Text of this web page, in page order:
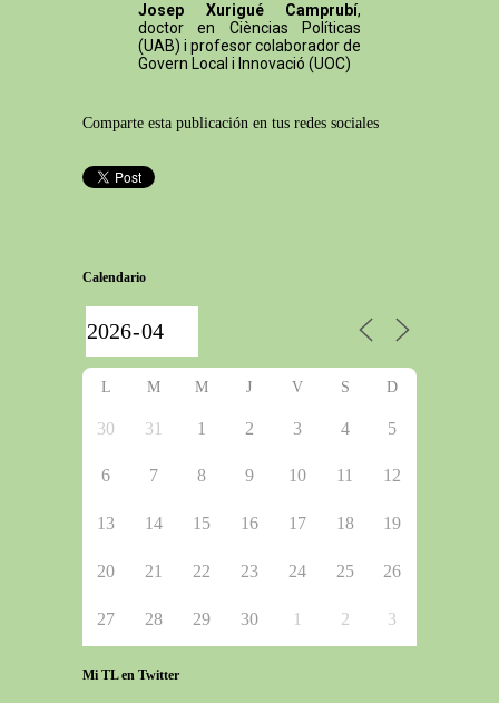
Josep Xurigué Camprubí,
doctor en Cièncias Políticas
(UAB) i profesor colaborador de
Govern Local i Innovació (UOC)
Comparte esta publicación en tus redes sociales
Calendario
L M M J V S D
30 31 1 2 3 4 5
6 7 8 9 10 11 12
13 14 15 16 17 18 19
20 21 22 23 24 25 26
27 28 29 30 1 2 3
Mi TL en Twitter